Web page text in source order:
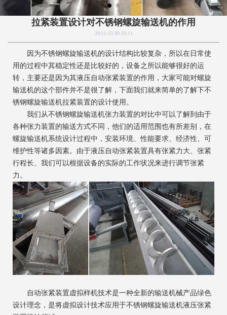
拉紧装置设计对不锈钢螺旋输送机的作用
20/11/23 09:33:11
因为不锈钢螺旋输送机的设计结构比较复杂，所以在日常使
用的过程中其稳定性还是比较好的，设备之所以能够很好的运
转，主要还是因为其液压自动张紧装置的作用，大家可能对螺旋
输送机的这个部件并不是很了解，下面我们就来简单的了解下不
锈钢螺旋输送机拉紧装置的设计使用。
我们从不锈钢螺旋输送机张力装置的对比中可以了解到由于
各种张力装置的输送方式不同，他们的适用范围也有所差别，在
螺旋输送机系统设计过程中，安装环境、性能要求、经济性、可
维护性等诸多因素。由于液压自动张紧装置具有张紧力大、张紧
行程长、我们可以根据设备的实际的工作状况来进行调节张紧
力。
自动张紧装置虚拟样机技术是一种全新的输送机械产品绿色
设计理念，是将虚拟设计技术应用于不锈钢螺旋输送机液压张紧